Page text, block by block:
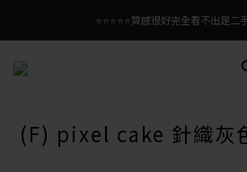
⭐⭐⭐⭐⭐質感很好完全看不出是
(F) pixel cake 針織灰